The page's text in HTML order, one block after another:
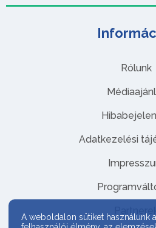
Rólunk
Adatkezelési
Partnerek
A weboldalon sütiket használunk